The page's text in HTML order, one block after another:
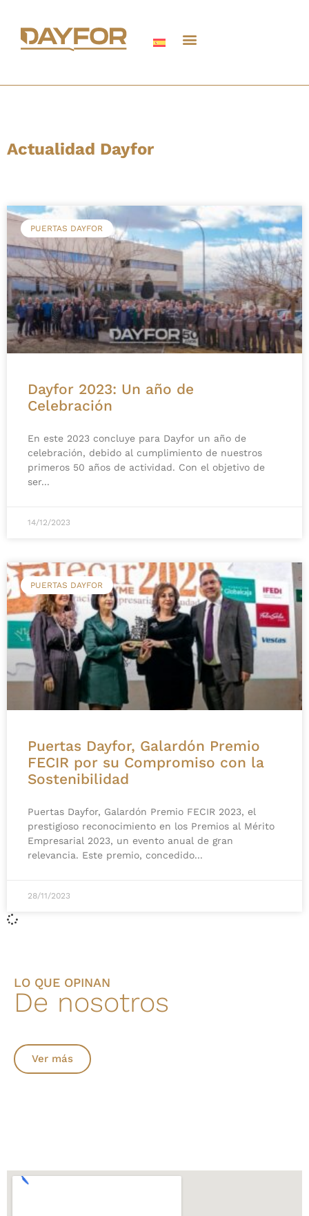
Actualidad Dayfor
PUERTAS DAYFOR
Dayfor 2023: Un año de
Celebración
En este 2023 concluye para Dayfor un año de
celebración, debido al cumplimiento de nuestros
primeros 50 años de actividad. Con el objetivo de
ser
14/12/2023
PUERTAS DAYFOR
Puertas Dayfor, Galardón Premio
FECIR por su Compromiso con la
Sostenibilidad
Puertas Dayfor, Galardón Premio FECIR 2023, el
prestigioso reconocimiento en los Premios al Mérito
Empresarial 2023, un evento anual de gran
relevancia. Este premio, concedido
28/11/2023
LO QUE OPINAN
De nosotros
Ver más